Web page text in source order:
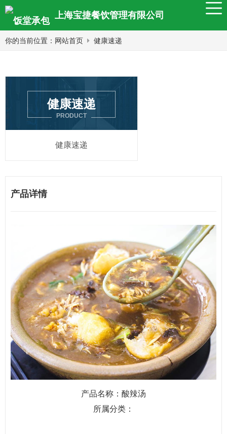
上海宝捷餐饮管理有限公司
你的当前位置： 网站首页 健康速递
健康速递
PRODUCT
健康速递
产品详情
产品名称：酸辣汤
所属分类：